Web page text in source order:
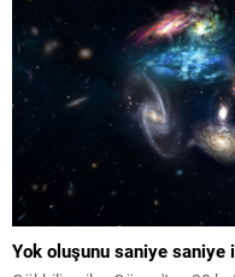
Yok oluşunu saniye saniye